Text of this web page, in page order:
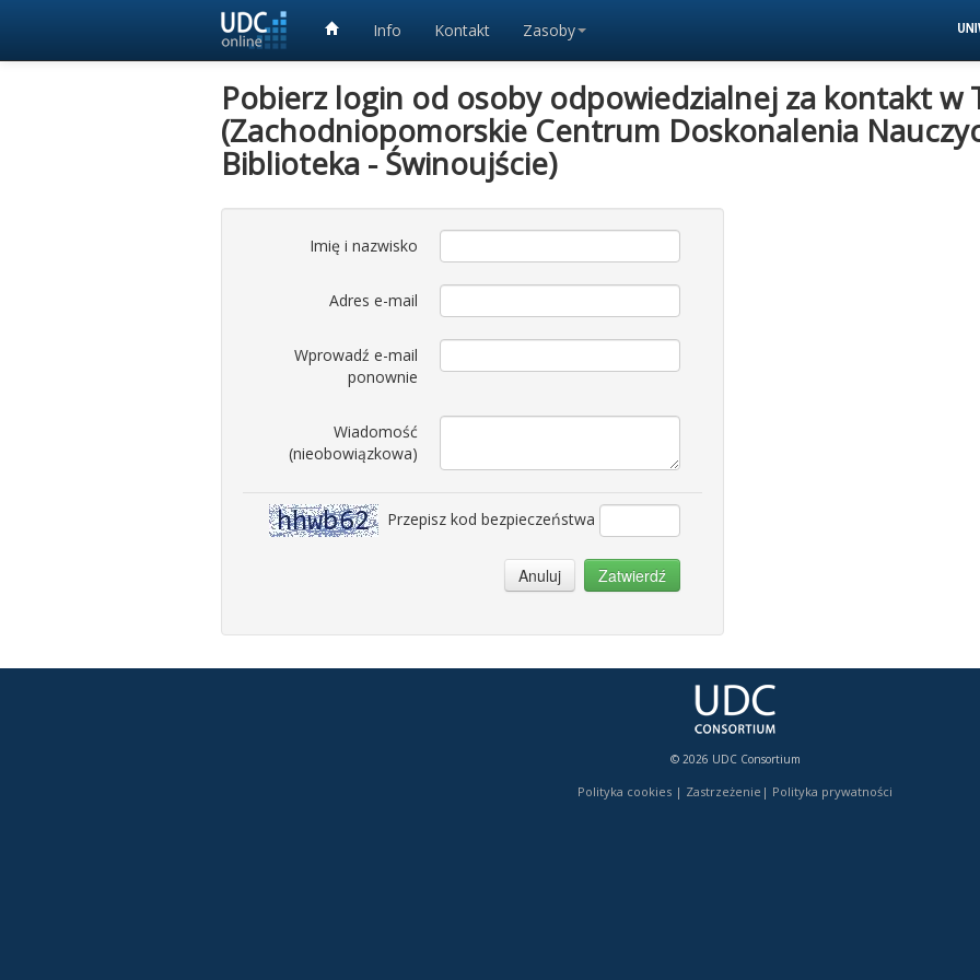
Info Kontakt Zasoby
Pobierz login od osoby odpowiedzialnej za kontakt w
(Zachodniopomorskie Centrum Doskonalenia
Biblioteka - Świnoujście)
Imię i nazwisko
Adres e-mail
Wprowadź e-mail
ponownie
Wiadomość
(nieobowiązkowa)
Przepisz kod bezpieczeństwa
Anuluj Zatwierdź
© 2026 UDC Consortium
Polityka cookies | Zastrzeżenie | Polityka prywatności